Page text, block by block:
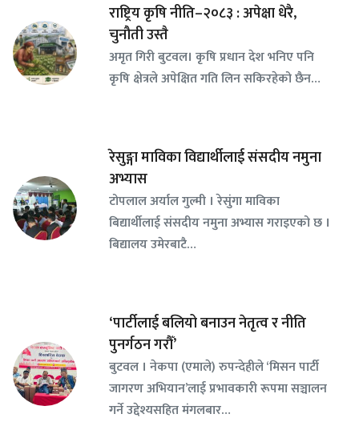
राष्ट्रिय कृषि नीति–२०८३ : अपेक्षा धेरै,
चुनौती उस्तै
अमृत गिरी बुटवल। कृषि प्रधान देश भनिए पनि
कृषि क्षेत्रले अपेक्षित गति लिन सकिरहेको छैन…
रेसुङ्गा माविका विद्यार्थीलाई संसदीय नमुना
अभ्यास
टोपलाल अर्याल गुल्मी । रेसुंगा माविका
बिद्यार्थीलाई संसदीय नमुना अभ्यास गराइएको छ ।
बिद्यालय उमेरबाटै…
‘पार्टीलाई बलियो बनाउन नेतृत्व र नीति
पुनर्गठन गरौँ’
बुटवल । नेकपा (एमाले) रुपन्देहीले ‘मिसन पार्टी
जागरण अभियान’लाई प्रभावकारी रूपमा सञ्चालन
गर्ने उद्देश्यसहित मंगलबार…